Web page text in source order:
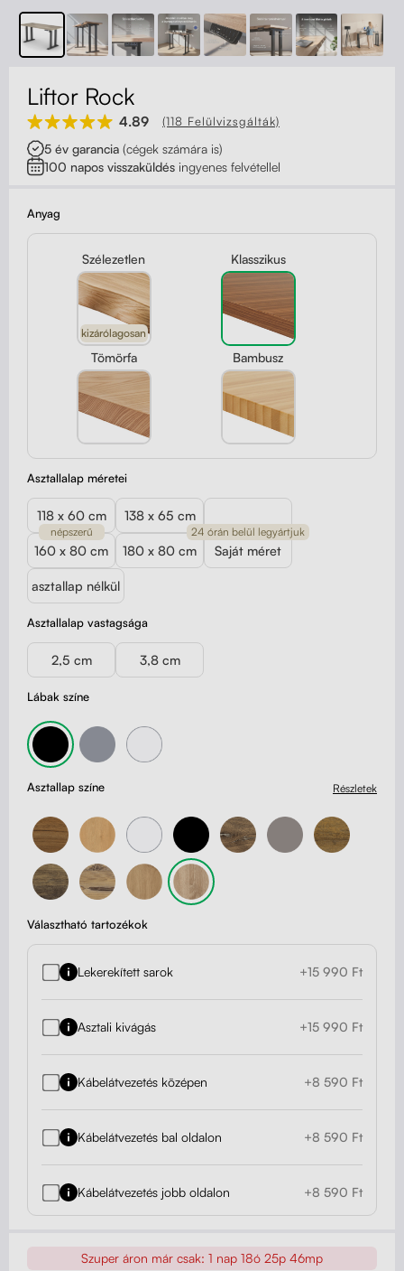
Kerekek
Zárható fiók
Fa monitor állványok
Deréktámaszok
Kapcsolat
Liftor Rock
4.89 (118 Felülvizsgálták)
5 év garancia (cégek számára is)
100 napos visszaküldés ingyenes felvétellel
Anyag
Szélezetlen
kizárólagosan
Klasszikus
Tömörfa Bambusz
Lábak színe
Asztallalap vastagsága
2,5 cm 3,8 cm
Asztallalap méretei
118 x 60 cm 138 x 65 cm
160 x 80 cm
népszerű
180 x 80 cm Saját méret
24 órán belül legyártjuk
asztallap nélkül
Asztallap színe Részletek
Választható tartozékok
Lekerekített sarok +15 990 Ft
Asztali kivágás +15 990 Ft
Kábelátvezetés középen +8 590 Ft
Kábelátvezetés bal oldalon +8 590 Ft
Kábelátvezetés jobb oldalon +8 590 Ft
Szuper áron már csak: 1 nap 18ó 25p 44mp